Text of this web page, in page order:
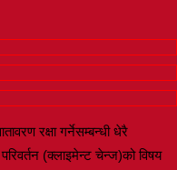
रक्षा गर्नेसम्बन्धी धेरै
(क्लाइमेन्ट चेन्ज)को विषय